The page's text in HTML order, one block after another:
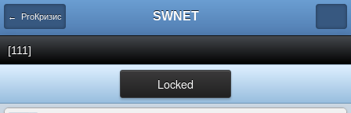
← ProКризис SWNET
[111]
Locked